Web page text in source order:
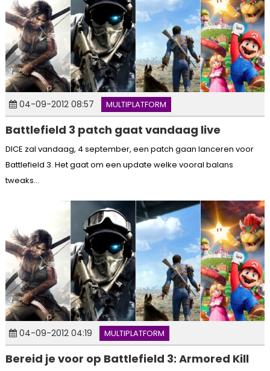
04-09-2012 08:57 MULTIPLATFORM
Battlefield 3 patch gaat vandaag live
DICE zal vandaag, 4 september, een patch gaan lanceren voor
Battlefield 3. Het gaat om een update welke vooral balans
tweaks...
04-09-2012 04:19 MULTIPLATFORM
Bereid je voor op Battlefield 3: Armored Kill